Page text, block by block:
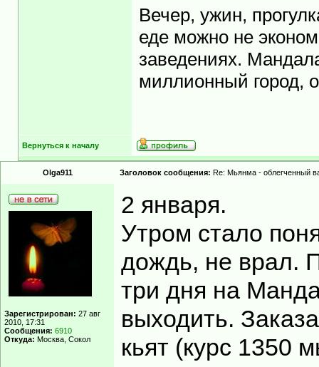
Вечер, ужин,
еде можно не
заведениях.
миллионный город,
Вернуться к началу
Olga911 Заголовок сообщения: Re: Мьянма - облегченный
Зарегистрирован: 27 авг
2010, 17:31
Сообщения: 6910
Откуда: Москва, Сокол
2 января.
Утром стало
дождь, не врал.
три дня на
выходить.
кьят (курс 1350